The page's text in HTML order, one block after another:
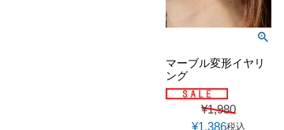
マーブル変形イヤリ
ング
¥1,980
¥1,386税込